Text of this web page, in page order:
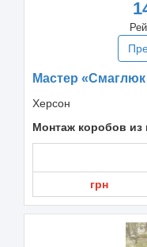
Мастер
Херсон
Монтаж коробов из
грн